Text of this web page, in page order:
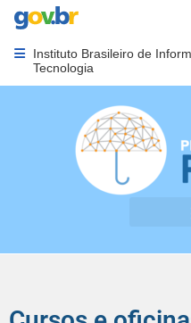
Portal Gov.br
Abrir menu principal de
Instituto Brasileiro de
Tecnologia